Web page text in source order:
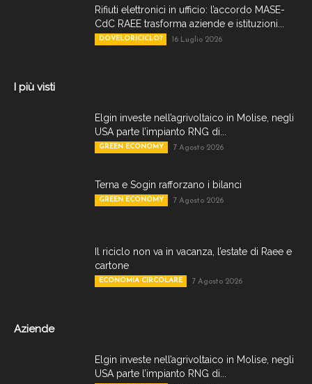
Rifiuti elettronici in ufficio: l’accordo MASE-
CdC RAEE trasforma aziende e istituzioni...
DOVELORICICLO? 16 Luglio 2026
I più visti
Elgin investe nell’agrivoltaico in Molise, negli
USA parte l’impianto RNG di...
GREEN ECONOMY 7 Agosto 2026
Terna e Sogin rafforzano i bilanci
GREEN ECONOMY 7 Agosto 2026
Il riciclo non va in vacanza, l’estate di Raee e
cartone
ECONOMIA CIRCOLARE 7 Agosto 2026
Aziende
Elgin investe nell’agrivoltaico in Molise, negli
USA parte l’impianto RNG di...